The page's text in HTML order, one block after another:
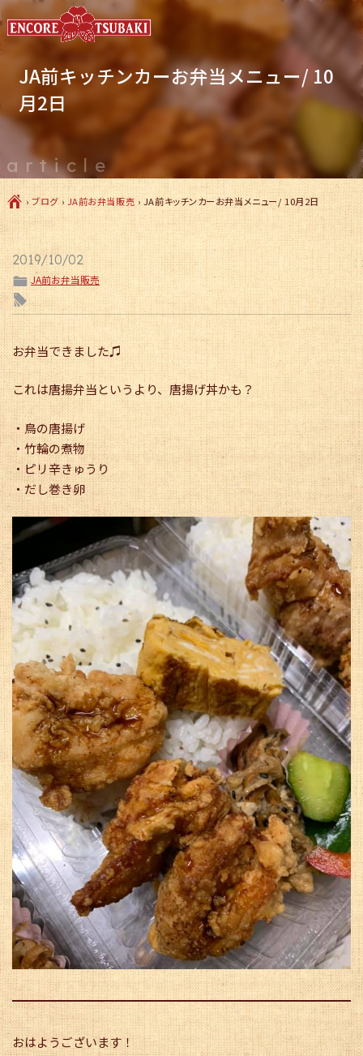
article
JA前キッチンカーお弁当メニュー/ 10
月2日
Ç›ブログ›JA前お弁当販売›JA前キッチンカーお弁当メニュー/ 10月2日
2019/10/02
ë JA前お弁当販売
l
お弁当できました♫
これは唐揚弁当というより、唐揚げ丼かも？
・鳥の唐揚げ
・竹輪の煮物
・ピリ辛きゅうり
・だし巻き卵
おはようございます！